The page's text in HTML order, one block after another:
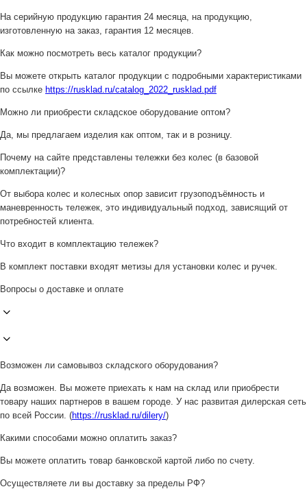
На серийную продукцию гарантия 24 месяца, на продукцию,
изготовленную на заказ, гарантия 12 месяцев.
Как можно посмотреть весь каталог продукции?
Вы можете открыть каталог продукции с подробными характеристиками
по ссылке https://rusklad.ru/catalog_2022_rusklad.pdf
Можно ли приобрести складское оборудование оптом?
Да, мы предлагаем изделия как оптом, так и в розницу.
Почему на сайте представлены тележки без колес (в базовой
комплектации)?
От выбора колес и колесных опор зависит грузоподъёмность и
маневренность тележек, это индивидуальный подход, зависящий от
потребностей клиента.
Что входит в комплектацию тележек?
В комплект поставки входят метизы для установки колес и ручек.
Вопросы о доставке и оплате
Возможен ли самовывоз складского оборудования?
Да возможен. Вы можете приехать к нам на склад или приобрести
товару наших партнеров в вашем городе. У нас развитая дилерская сеть
по всей России. (https://rusklad.ru/dilery/)
Какими способами можно оплатить заказ?
Вы можете оплатить товар банковской картой либо по счету.
Осуществляете ли вы доставку за пределы РФ?